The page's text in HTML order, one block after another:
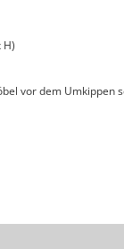
H)
vor dem Umkippen